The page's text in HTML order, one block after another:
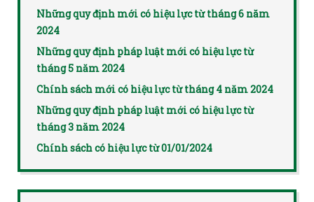
Những quy định mới có hiệu lực từ tháng 6 năm
2024
Những quy định pháp luật mới có hiệu lực từ
tháng 5 năm 2024
Chính sách mới có hiệu lực từ tháng 4 năm 2024
Những quy định pháp luật mới có hiệu lực từ
tháng 3 năm 2024
Chính sách có hiệu lực từ 01/01/2024